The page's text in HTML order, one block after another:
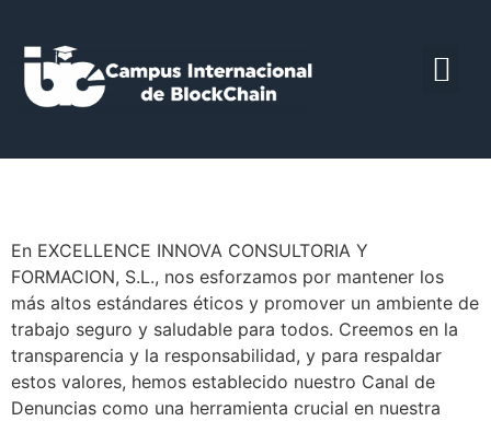
En EXCELLENCE INNOVA CONSULTORIA Y
FORMACION, S.L., nos esforzamos por mantener los
más altos estándares éticos y promover un ambiente de
trabajo seguro y saludable para todos. Creemos en la
transparencia y la responsabilidad, y para respaldar
estos valores, hemos establecido nuestro Canal de
Denuncias como una herramienta crucial en nuestra